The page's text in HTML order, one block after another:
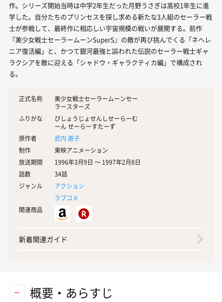
作。シリーズ開始当時は中学2年生だった月野うさぎは高校1年生に進
学した。自分たちのプリンセスを探し求める新たな3人組のセーラー戦
士が参戦して、最終作に相応しい宇宙規模の戦いが展開する。前作
『美少女戦士セーラームーンSuperS』の敵が再び挑んでくる「ネヘレ
ニア復活編」と、かつて銀河最強と謳われた伝説のセーラー戦士ギャ
ラクシアを敵に迎える「シャドウ・ギャラクティカ編」で構成され
る。
正式名称
美少女戦士セーラームーンセー
ラースターズ
ふりがな
びしょうじょせんしせーらーむ
ーん せーらーすたーず
原作者
武内 直子
制作
東映アニメーション
放送期間
1996年3月9日 〜 1997年2月8日
話数
34話
ジャンル
アクション
ラブコメ
関連商品
新着関連ガイド
概要・あらすじ